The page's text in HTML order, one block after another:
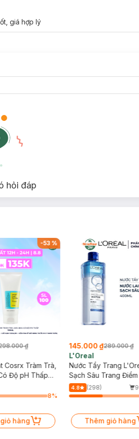
giá hợp lý
hỏi đáp
-53%
₫
Cosrx Tràm Trà,
Độ pH Thấp
8%
hàng
145.000 ₫289.000 ₫
L'Oreal
Nước Tẩy Trang
Sạch Sâu Trang
4.8 (298)
Thêm giỏ hàng